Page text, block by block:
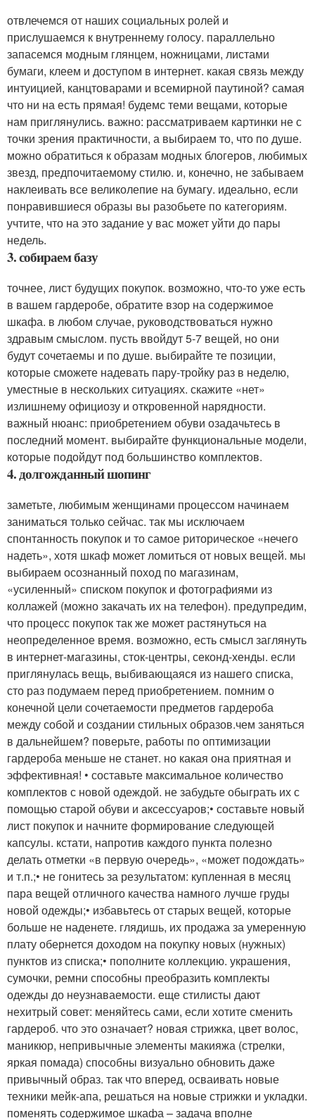
отвлечемся от наших социальных ролей и
прислушаемся к внутреннему голосу. параллельно
запасемся модным глянцем, ножницами, листами
бумаги, клеем и доступом в интернет. какая связь между
интуицией, канцтоварами и всемирной паутиной? самая
что ни на есть прямая! будемс теми вещами, которые
нам приглянулись. важно: рассматриваем картинки не с
точки зрения практичности, а выбираем то, что по душе.
можно обратиться к образам модных блогеров, любимых
звезд, предпочитаемому стилю. и, конечно, не забываем
наклеивать все великолепие на бумагу. идеально, если
понравившиеся образы вы разобьете по категориям.
учтите, что на это задание у вас может уйти до пары
недель.
3. собираем базу
точнее, лист будущих покупок. возможно, что-то уже есть
в вашем гардеробе, обратите взор на содержимое
шкафа. в любом случае, руководствоваться нужно
здравым смыслом. пусть ввойдут 5-7 вещей, но они
будут сочетаемы и по душе. выбирайте те позиции,
которые сможете надевать пару-тройку раз в неделю,
уместные в нескольких ситуациях. скажите «нет»
излишнему официозу и откровенной нарядности.
важный нюанс: приобретением обуви озадачьтесь в
последний момент. выбирайте функциональные модели,
которые подойдут под большинство комплектов.
4. долгожданный шопинг
заметьте, любимым женщинами процессом начинаем
заниматься только сейчас. так мы исключаем
спонтанность покупок и то самое риторическое «нечего
надеть», хотя шкаф может ломиться от новых вещей. мы
выбираем осознанный поход по магазинам,
«усиленный» списком покупок и фотографиями из
коллажей (можно закачать их на телефон). предупредим,
что процесс покупок так же может растянуться на
неопределенное время. возможно, есть смысл заглянуть
в интернет-магазины, сток-центры, секонд-хенды. если
приглянулась вещь, выбивающаяся из нашего списка,
сто раз подумаем перед приобретением. помним о
конечной цели сочетаемости предметов гардероба
между собой и создании стильных образов.чем заняться
в дальнейшем? поверьте, работы по оптимизации
гардероба меньше не станет. но какая она приятная и
эффективная! • составьте максимальное количество
комплектов с новой одеждой. не забудьте обыграть их с
помощью старой обуви и аксессуаров;• составьте новый
лист покупок и начните формирование следующей
капсулы. кстати, напротив каждого пункта полезно
делать отметки «в первую очередь», «может подождать»
и т.п.;• не гонитесь за результатом: купленная в месяц
пара вещей отличного качества намного лучше груды
новой одежды;• избавьтесь от старых вещей, которые
больше не наденете. глядишь, их продажа за умеренную
плату обернется доходом на покупку новых (нужных)
пунктов из списка;• пополните коллекцию. украшения,
сумочки, ремни способны преобразить комплекты
одежды до неузнаваемости. еще стилисты дают
нехитрый совет: меняйтесь сами, если хотите сменить
гардероб. что это означает? новая стрижка, цвет волос,
маникюр, непривычные элементы макияжа (стрелки,
яркая помада) способны визуально обновить даже
привычный образ. так что вперед, осваивать новые
техники мейк-апа, решаться на новые стрижки и укладки.
поменять содержимое шкафа – задача вполне